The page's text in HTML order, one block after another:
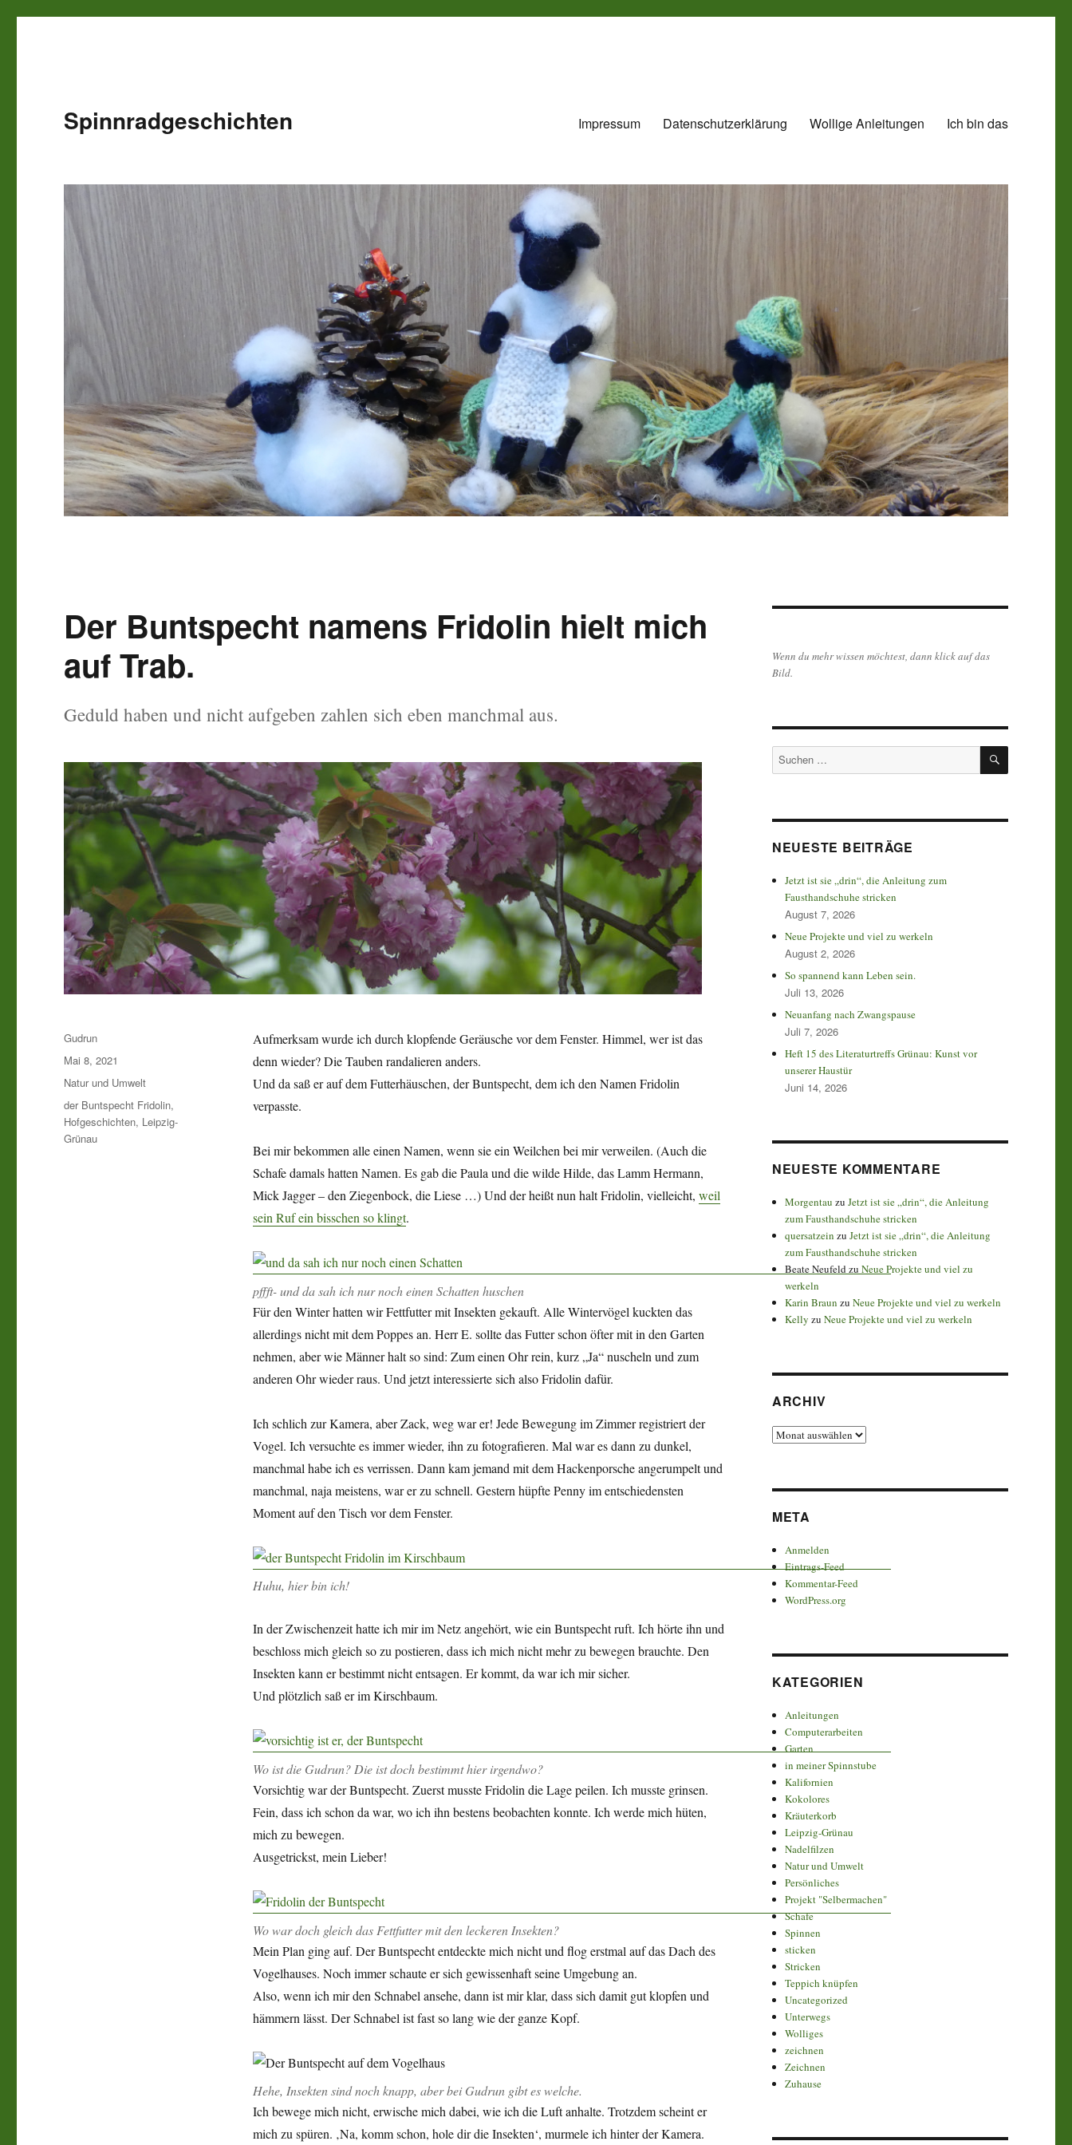
Spinnradgeschichten Impressum Datenschutzerklärung Wollige Anleitungen Ich bin das
Der Buntspecht namens Fridolin hielt mich
auf Trab.
Geduld haben und nicht aufgeben zahlen sich eben manchmal aus.
Aufmerksam wurde ich durch klopfende Geräusche vor dem Fenster. Himmel, wer ist das
denn wieder? Die Tauben randalieren anders.
Und da saß er auf dem Futterhäuschen, der Buntspecht, dem ich den Namen Fridolin
verpasste.
Bei mir bekommen alle einen Namen, wenn sie ein Weilchen bei mir verweilen. (Auch die
Schafe damals hatten Namen. Es gab die Paula und die wilde Hilde, das Lamm Hermann,
Mick Jagger – den Ziegenbock, die Liese …) Und der heißt nun halt Fridolin, vielleicht, weil
sein Ruf ein bisschen so klingt.
pffft- und da sah ich nur noch einen Schatten huschen
Für den Winter hatten wir Fettfutter mit Insekten gekauft. Alle Wintervögel kuckten das
allerdings nicht mit dem Poppes an. Herr E. sollte das Futter schon öfter mit in den Garten
nehmen, aber wie Männer halt so sind: Zum einen Ohr rein, kurz „Ja“ nuscheln und zum
anderen Ohr wieder raus. Und jetzt interessierte sich also Fridolin dafür.
Ich schlich zur Kamera, aber Zack, weg war er! Jede Bewegung im Zimmer registriert der
Vogel. Ich versuchte es immer wieder, ihn zu fotografieren. Mal war es dann zu dunkel,
manchmal habe ich es verrissen. Dann kam jemand mit dem Hackenporsche angerumpelt und
manchmal, naja meistens, war er zu schnell. Gestern hüpfte Penny im entschiedensten
Moment auf den Tisch vor dem Fenster.
Huhu, hier bin ich!
In der Zwischenzeit hatte ich mir im Netz angehört, wie ein Buntspecht ruft. Ich hörte ihn und
beschloss mich gleich so zu postieren, dass ich mich nicht mehr zu bewegen brauchte. Den
Insekten kann er bestimmt nicht entsagen. Er kommt, da war ich mir sicher.
Und plötzlich saß er im Kirschbaum.
Wo ist die Gudrun? Die ist doch bestimmt hier irgendwo?
Vorsichtig war der Buntspecht. Zuerst musste Fridolin die Lage peilen. Ich musste grinsen.
Fein, dass ich schon da war, wo ich ihn bestens beobachten konnte. Ich werde mich hüten,
mich zu bewegen.
Ausgetrickst, mein Lieber!
Wo war doch gleich das Fettfutter mit den leckeren Insekten?
Mein Plan ging auf. Der Buntspecht entdeckte mich nicht und flog erstmal auf das Dach des
Vogelhauses. Noch immer schaute er sich gewissenhaft seine Umgebung an.
Also, wenn ich mir den Schnabel ansehe, dann ist mir klar, dass sich damit gut klopfen und
hämmern lässt. Der Schnabel ist fast so lang wie der ganze Kopf.
Hehe, Insekten sind noch knapp, aber bei Gudrun gibt es welche.
Ich bewege mich nicht, erwische mich dabei, wie ich die Luft anhalte. Trotzdem scheint er
mich zu spüren. ‚Na, komm schon, hole dir die Insekten‘, murmele ich hinter der Kamera.
Autor
Gudrun
Veröffentlicht
am
Mai 8, 2021
Kategorien
Natur und Umwelt
Schlagwörter
der Buntspecht Fridolin,
Hofgeschichten, Leipzig-
Grünau
Wenn du mehr wissen möchtest, dann klick auf das
Bild.
Suchen
nach:
SUCHEN
NEUESTE BEITRÄGE
Jetzt ist sie „drin“, die Anleitung zum
Fausthandschuhe stricken
August 7, 2026
Neue Projekte und viel zu werkeln
August 2, 2026
So spannend kann Leben sein.
Juli 13, 2026
Neuanfang nach Zwangspause
Juli 7, 2026
Heft 15 des Literaturtreffs Grünau: Kunst vor
unserer Haustür
Juni 14, 2026
NEUESTE KOMMENTARE
Morgentau zuJetzt ist sie „drin“, die Anleitung
zum Fausthandschuhe stricken
quersatzein zuJetzt ist sie „drin“, die Anleitung
zum Fausthandschuhe stricken
Beate NeufeldzuNeue Projekte und viel zu
werkeln
Karin Braun zuNeue Projekte und viel zu werkeln
Kelly zuNeue Projekte und viel zu werkeln
ARCHIV
Archiv
META
Anmelden
Eintrags-Feed
Kommentar-Feed
WordPress.org
KATEGORIEN
Anleitungen
Computerarbeiten
Garten
in meiner Spinnstube
Kalifornien
Kokolores
Kräuterkorb
Leipzig-Grünau
Nadelfilzen
Natur und Umwelt
Persönliches
Projekt "Selbermachen"
Schafe
Spinnen
sticken
Stricken
Teppich knüpfen
Uncategorized
Unterwegs
Wolliges
zeichnen
Zeichnen
Zuhause